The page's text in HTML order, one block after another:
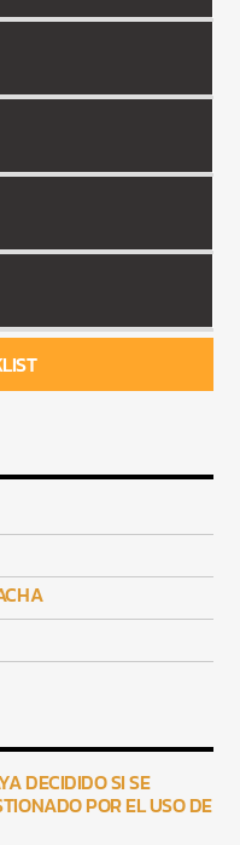
DECIDIDO SI SE
POR EL USO DE